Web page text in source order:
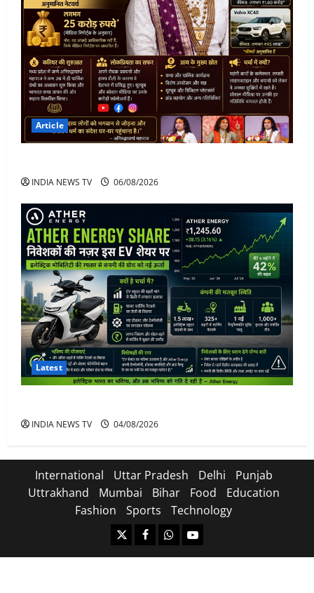
Article
INDIA NEWS TV 06/08/2026
Latest
INDIA NEWS TV 04/08/2026
International Uttar Pradesh Delhi
Punjab
Uttrakhand
Mumbai Bihar Food
Education
Fashion
Sports Technology
https://x.com
facebook.com
https:/whatsapp.com/
Youtube.com